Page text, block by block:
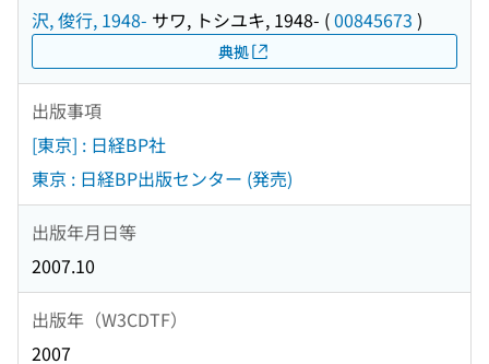
沢, 俊行, 1948- サワ, トシユキ, 1948- (00845673 )
典拠
出版事項
[東京] : 日経BP社
東京 : 日経BP出版センター (発売)
出版年月日等
2007.10
出版年（W3CDTF）
2007